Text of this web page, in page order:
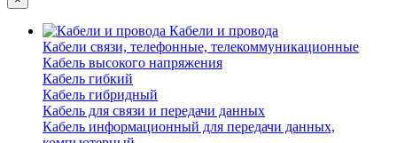
Кабели и провода
Кабели связи, телефонные, телекоммуникационные
Кабель высокого напряжения
Кабель гибкий
Кабель гибридный
Кабель для связи и передачи данных
Кабель информационный для передачи данных,